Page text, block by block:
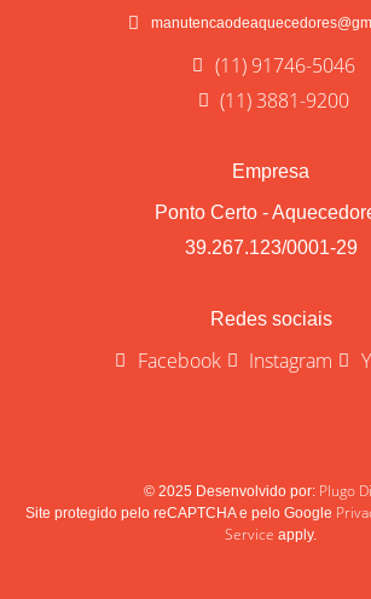
(11) 91746-5046
(11) 3881-9200
Empresa
Ponto Certo -
39.267.123/0001-29
Redes sociais
Facebook Instagram
© 2025 Desenvolvido por: Plugo
Site protegido pelo reCAPTCHA e pelo Google
Service apply.